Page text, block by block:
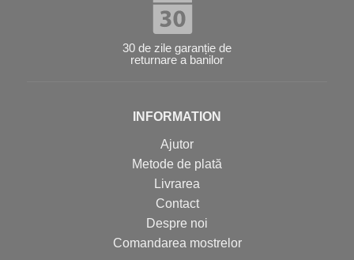
30 de zile garanție de
returnare a banilor
INFORMATION
Ajutor
Metode de plată
Livrarea
Contact
Despre noi
Comandarea mostrelor